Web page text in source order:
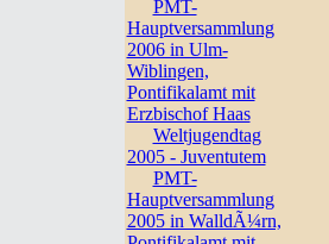
PMT-
Hauptversammlung
2006 in Ulm-
Wiblingen,
Pontifikalamt mit
Erzbischof Haas
Weltjugendtag
2005 - Juventutem
PMT-
Hauptversammlung
2005 in WalldÃ¼rn,